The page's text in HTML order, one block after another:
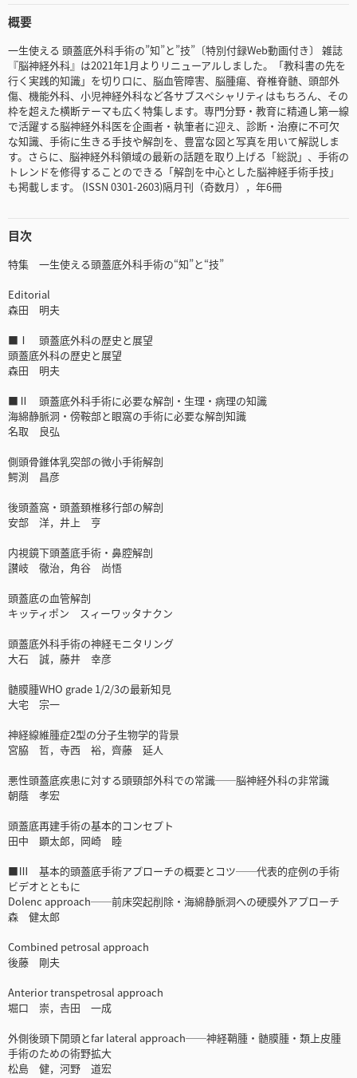
概要
一生使える 頭蓋底外科手術の”知”と”技”〔特別付録Web動画付き〕 雑誌
『脳神経外科』は2021年1月よりリニューアルしました。「教科書の先を
行く実践的知識」を切り口に、脳血管障害、脳腫瘍、脊椎脊髄、頭部外
傷、機能外科、小児神経外科など各サブスペシャリティはもちろん、その
枠を超えた横断テーマも広く特集します。専門分野・教育に精通し第一線
で活躍する脳神経外科医を企画者・執筆者に迎え、診断・治療に不可欠
な知識、手術に生きる手技や解剖を、豊富な図と写真を用いて解説しま
す。さらに、脳神経外科領域の最新の話題を取り上げる「総説」、手術の
トレンドを修得することのできる「解剖を中心とした脳神経手術手技」
も掲載します。 (ISSN 0301-2603)隔月刊（奇数月），年6冊
目次
特集 一生使える頭蓋底外科手術の“知”と“技”
Editorial
森田 明夫
■Ⅰ 頭蓋底外科の歴史と展望
頭蓋底外科の歴史と展望
森田 明夫
■Ⅱ 頭蓋底外科手術に必要な解剖・生理・病理の知識
海綿静脈洞・傍鞍部と眼窩の手術に必要な解剖知識
名取 良弘
側頭骨錐体乳突部の微小手術解剖
鰐渕 昌彦
後頭蓋窩・頭蓋頚椎移行部の解剖
安部 洋，井上 亨
内視鏡下頭蓋底手術・鼻腔解剖
讃岐 徹治，角谷 尚悟
頭蓋底の血管解剖
キッティポン スィーワッタナクン
頭蓋底外科手術の神経モニタリング
大石 誠，藤井 幸彦
髄膜腫WHO grade 1/2/3の最新知見
大宅 宗一
神経線維腫症2型の分子生物学的背景
宮脇 哲，寺西 裕，齊藤 延人
悪性頭蓋底疾患に対する頭頸部外科での常識──脳神経外科の非常識
朝蔭 孝宏
頭蓋底再建手術の基本的コンセプト
田中 顕太郎，岡崎 睦
■Ⅲ 基本的頭蓋底手術アプローチの概要とコツ──代表的症例の手術
ビデオとともに
Dolenc approach──前床突起削除・海綿静脈洞への硬膜外アプローチ
森 健太郎
Combined petrosal approach
後藤 剛夫
Anterior transpetrosal approach
堀口 崇，𠮷田 一成
外側後頭下開頭とfar lateral approach──神経鞘腫・髄膜腫・類上皮腫
手術のための術野拡大
松島 健，河野 道宏